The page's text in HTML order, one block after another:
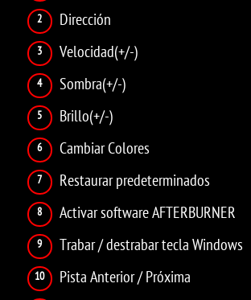
Dirección
Velocidad(+/-)
Sombra(+/-)
Brillo(+/-)
Cambiar Colores
Restaurar predeterminados
Activar software AFTERBURNER
Trabar / destrabar tecla Windows
Pista Anterior / Próxima